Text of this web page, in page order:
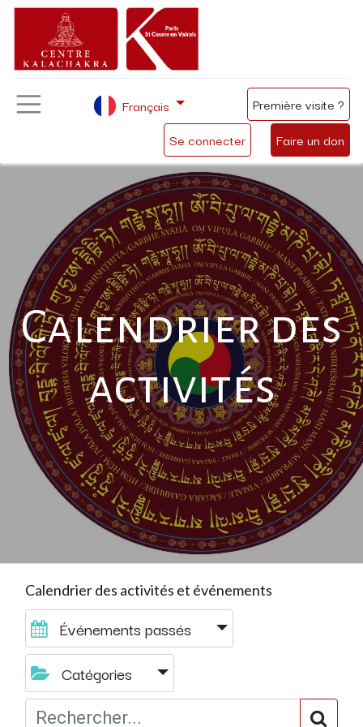
Se connecter Faire un don
Français Première visite ?
Calendrier des
activités
Calendrier des activités et événements
Événements passés
Catégories